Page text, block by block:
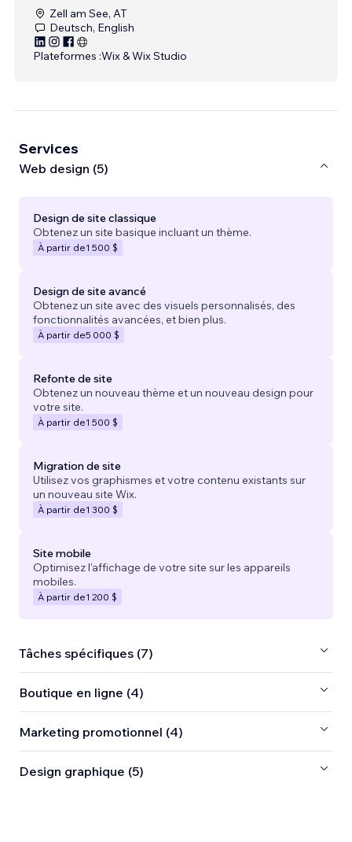
Zell am See, AT
Deutsch, English
Plateformes :Wix & Wix Studio
Services
Web design (5)
Design de site classique
Obtenez un site basique incluant un thème.
À partir de1 500 $
Design de site avancé
Obtenez un site avec des visuels personnalisés, des
fonctionnalités avancées, et bien plus.
À partir de5 000 $
Refonte de site
Obtenez un nouveau thème et un nouveau design pour
votre site.
À partir de1 500 $
Migration de site
Utilisez vos graphismes et votre contenu existants sur
un nouveau site Wix.
À partir de1 300 $
Site mobile
Optimisez l'affichage de votre site sur les appareils
mobiles.
À partir de1 200 $
Tâches spécifiques (7)
Boutique en ligne (4)
Marketing promotionnel (4)
Design graphique (5)